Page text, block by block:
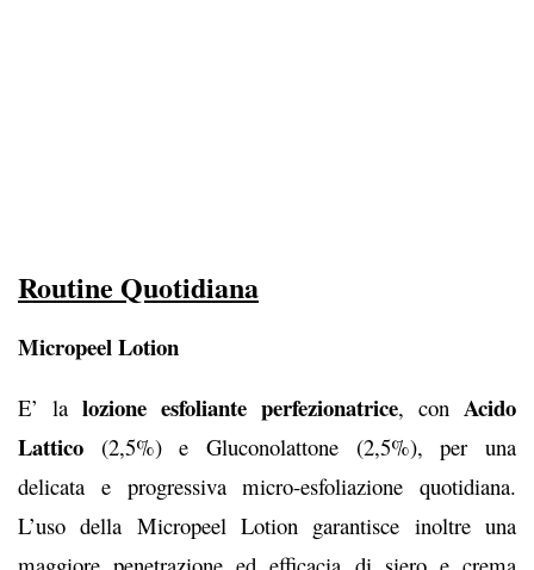
Routine Quotidiana
Micropeel Lotion
E’ la lozione esfoliante perfezionatrice, con Acido
Lattico (2,5%) e Gluconolattone (2,5%), per una
delicata e progressiva micro-esfoliazione quotidiana.
L’uso della Micropeel Lotion garantisce inoltre una